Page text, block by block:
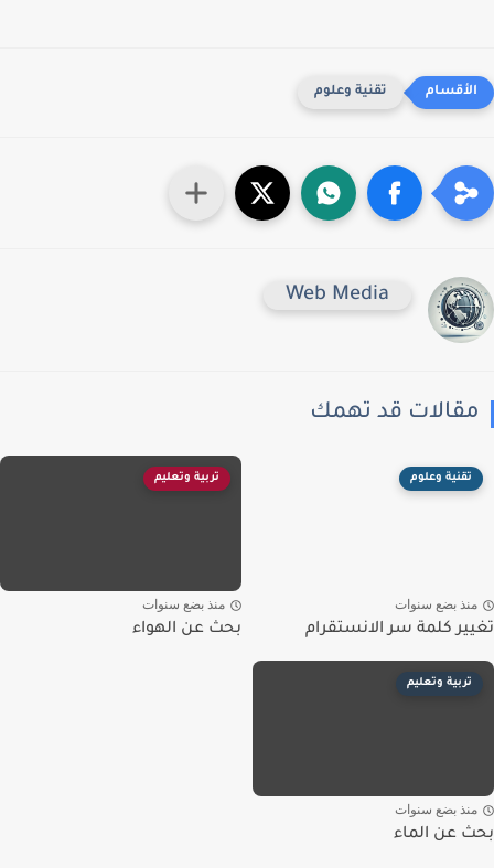
تقنية وعلوم
Web Media
قد تهمك
تقنية وعلوم
بضع سنوات
كلمة سر الانستقرام
تربية وتعليم
منذ بضع سنوات
بحث عن الهواء
تربية وتعليم
بضع سنوات
عن الماء